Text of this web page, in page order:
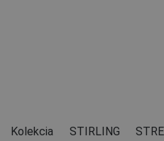
Kolekcia STIRLING